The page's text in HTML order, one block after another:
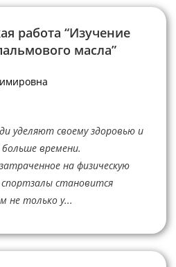
работа “Изучение
масла”
уделяют своему здоровью и
времени.
на физическую
становится
не только у...